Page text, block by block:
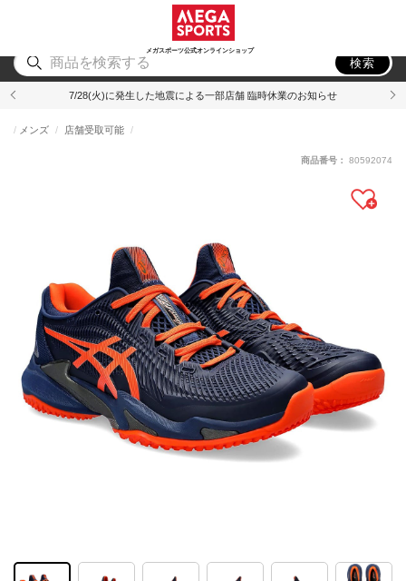
メガスポーツ公式オンラインショップ
アウトドア
検索
7/28(火)に発生した地震による一部店舗 臨時休業のお知らせ
メンズ 店舗受取可能
商品番号： 80592074